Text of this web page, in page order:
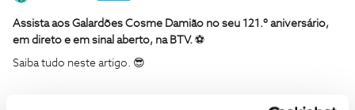
Assista aos Galardões Cosme Damião no seu 121.º aniversário,
em direto e em sinal aberto, na BTV. ⚽
Saiba tudo neste artigo. 😎